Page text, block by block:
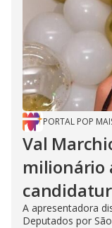
PORTAL POP
Val
milionário
A apresentadora
Deputados por